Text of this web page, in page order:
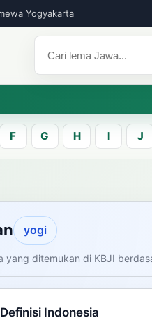
Yogyakarta
maknanya dalam
Jawa-
F G H I J
yogi
yang ditemukan di KBJI
Indonesia